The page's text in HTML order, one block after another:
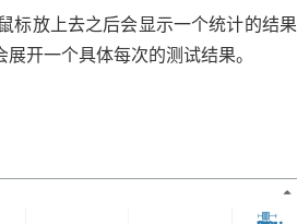
标放上去之后会显示一个统计的结果
开一个具体每次的测试结果。